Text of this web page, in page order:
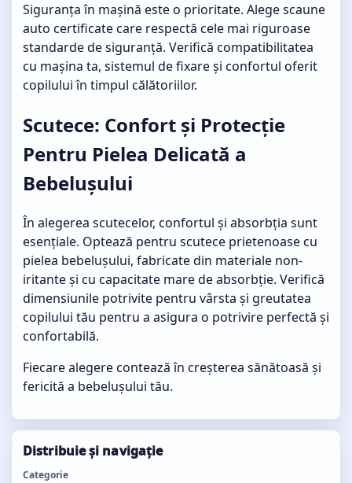
Siguranța în mașină este o prioritate. Alegescaune
auto certificatecare respectă cele mai riguroase
standarde de siguranță. Verifică compatibilitatea
cu mașina ta, sistemul de fixare și confortul oferit
copilului în timpul călătoriilor.
Scutece: Confort și Protecție
Pentru Pielea Delicată a
Bebelușului
În alegerea scutecelor, confortul și absorbția sunt
esențiale. Optează pentru scutece prietenoase cu
pielea bebelușului, fabricate din materiale non-
iritante și cu capacitate mare de absorbție. Verifică
dimensiunile potrivite pentru vârsta și greutatea
copilului tău pentru a asigura o potrivire perfectă și
confortabilă.
Fiecare alegere contează în creșterea sănătoasă și
fericită a bebelușului tău.
Distribuie și navigație
Categorie